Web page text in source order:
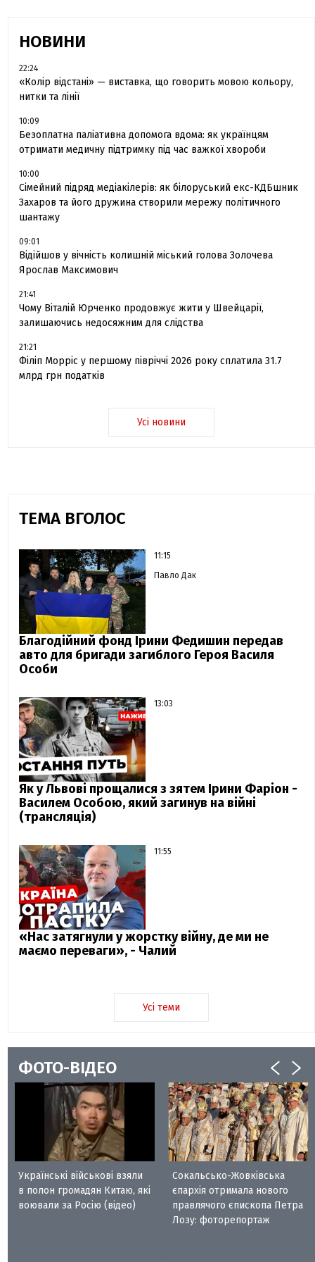
НОВИНИ
22:24
«Колір відстані» — виставка, що говорить мовою кольору,
нитки та лінії
10:09
Безоплатна паліативна допомога вдома: як українцям
отримати медичну підтримку під час важкої хвороби
10:00
Сімейний підряд медіакілерів: як білоруський екс-КДБшник
Захаров та його дружина створили мережу політичного
шантажу
09:01
Відійшов у вічність колишній міський голова Золочева
Ярослав Максимович
21:41
Чому Віталій Юрченко продовжує жити у Швейцарії,
залишаючись недосяжним для слідства
21:21
Філіп Морріс у першому півріччі 2026 року сплатила 31.7
млрд грн податків
Усі новини
ТЕМА ВГОЛОС
11:15
Павло Дак
Благодійний фонд Ірини Федишин передав
авто для бригади загиблого Героя Василя
Особи
13:03
Як у Львові прощалися з зятем Ірини Фаріон -
Василем Особою, який загинув на війні
(трансляція)
11:55
«Нас затягнули у жорстку війну, де ми не
маємо переваги», - Чалий
Усі теми
ФОТО-ВІДЕО
Українські військові взяли
в полон громадян Китаю, які
воювали за Росію (відео)
Сокальсько-Жовківська
єпархія отримала нового
правлячого єпископа Петра
Лозу: фоторепортаж